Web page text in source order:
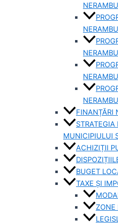
FINANȚĂRI
MUNICIPIULUI
ACHIZIȚII
BUGET
TAXE ȘI
ZONE